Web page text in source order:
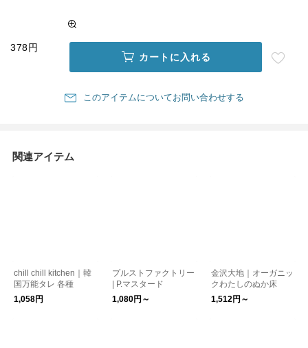
378円
カートに入れる
このアイテムについてお問い合わせする
関連アイテム
chill chill kitchen｜韓
国万能タレ 各種
1,058円
プルストファクトリー
| P.マスタード
1,080円～
金沢大地｜オーガニッ
クわたしのぬか床
1,512円～